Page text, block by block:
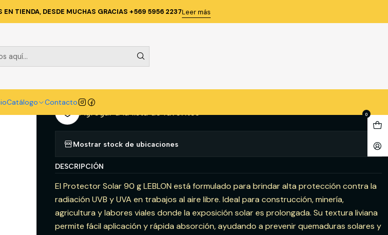
Catálogo Contacto
0
EN TIENDA, DESDE MUCHAS GRACIAS +569 5956 2237Leer más
PROTECCION GENERAL PROTECTOR SOLAR 90 GRS LEBLON
|
PROTECTOR SOLAR 90 GRS LEBLON
Cantidad
Agregar a la lista de favoritos
Mostrar stock de ubicaciones
DESCRIPCIÓN
El Protector Solar 90 g LEBLON está formulado para brindar alta protección contra la
radiación UVB y UVA en trabajos al aire libre. Ideal para construcción, minería,
agricultura y labores viales donde la exposición solar es prolongada. Su textura liviana
permite fácil aplicación y rápida absorción, ayudando a prevenir quemaduras solares y